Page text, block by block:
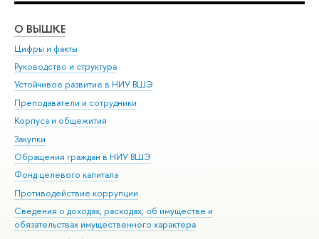
О ВЫШКЕ
Цифры и факты
Руководство и структура
Устойчивое развитие в НИУ ВШЭ
Преподаватели и сотрудники
Корпуса и общежития
Закупки
Обращения граждан в НИУ ВШЭ
Фонд целевого капитала
Противодействие коррупции
Сведения о доходах, расходах, об имуществе и
обязательствах имущественного характера